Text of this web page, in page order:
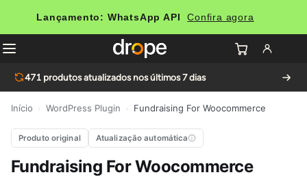
Lançamento: WhatsApp API Confira agora
471 produtos atualizados nos últimos 7 dias
Início WordPress Plugin Fundraising For Woocommerce
Produto original Atualização automática
Fundraising For Woocommerce